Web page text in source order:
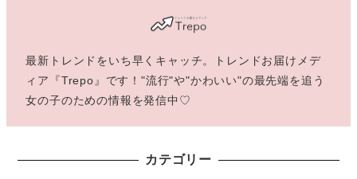
最新トレンドをいち早くキャッチ。トレンドお届けメデ
ィア『Trepo』です！"流行"や"かわいい"の最先端を追う
女の子のための情報を発信中♡
カテゴリー